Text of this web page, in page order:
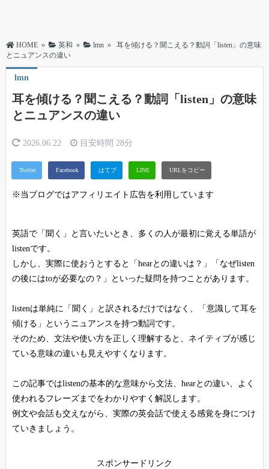
HOME » 英和 » lmn »
耳を傾ける？聞こえる？動詞「listen」の意味
とニュアンスの違い
lmn
耳を傾ける？聞こえる？動詞「listen」の意味
とニュアンスの違い
2026.06.22 目安時間 28分
※当ブログではアフィリエイト広告を利用しています
英語で「聞く」と言いたいとき、多くの人が最初に覚える単語が
listenです。
しかし、実際に使おうとすると「hearとの違いは？」「なぜlisten
の後にはtoが必要なの？」といった疑問を持つことがあります。
listenは単純に「聞く」と訳されるだけではなく、「意識して耳を
傾ける」というニュアンスを持つ動詞です。
そのため、文法や使い方を正しく理解すると、ネイティブが感じ
ている意味の違いも見えやすくなります。
この記事ではlistenの基本的な意味から文法、hearとの違い、よく
使われるフレーズまでをわかりやすく解説します。
例文や会話も交えながら、実際の英会話で使える感覚を身につけ
ていきましょう。
スポンサードリンク